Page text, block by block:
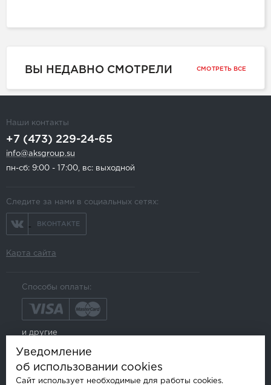
ВЫ НЕДАВНО СМОТРЕЛИ СМОТРЕТЬ ВСЕ
Наши контакты
+7 (473) 229-24-65
info@aksgroup.su
пн-сб: 9:00 - 17:00, вс: выходной
Следите за нами в социальных сетях:
ВКОНТАКТЕ
Карта сайта
Способы оплаты:
и другие
Уведомление
об использовании cookies
Сайт использует необходимые для работы cookies.